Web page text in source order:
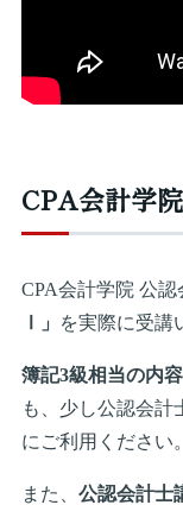
CPA会計学
CPA会計学院 公
Ⅰ」
を実際に受講
簿記3級相当の内容
も、少し公認会計
にご利用ください。
また、 公認会計士